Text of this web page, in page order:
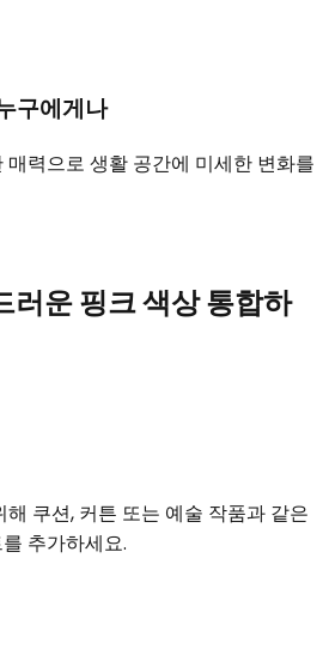
구에게나
력으로 생활 공간에 미세한 변화를
러운 핑크 색상 통합하
쿠션, 커튼 또는 예술 작품과 같은
추가하세요.